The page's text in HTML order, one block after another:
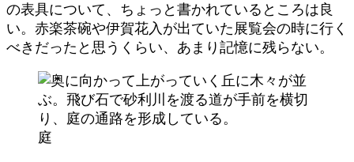
の表具について、ちょっと書かれているところは良
い。赤楽茶碗や伊賀花入が出ていた展覧会の時に行く
べきだったと思うくらい、あまり記憶に残らない。
庭